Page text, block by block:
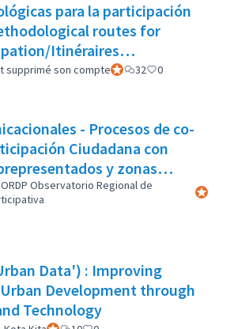
para la participación
routes for
Itinéraires
pour la participation
supprimé son compteParticipant officiel
32 0
- Procesos de co-
Ciudadana con
y zonas
Observatorio Regional de
Data') : Improving
Development through
Technology